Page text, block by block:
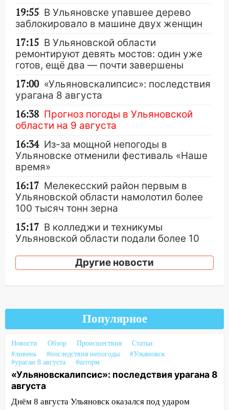
19:55 В Ульяновске упавшее дерево
заблокировало в машине двух женщин
17:15 В Ульяновской области
ремонтируют девять мостов: один уже
готов, ещё два — почти завершены
17:00 «Ульяновскалипсис»: последствия
урагана 8 августа
16:38 Прогноз погоды в Ульяновской
области на 9 августа
16:34 Из-за мощной непогоды в
Ульяновске отменили фестиваль «Наше
время»
16:17 Мелекесский район первым в
Ульяновской области намолотил более
100 тысяч тонн зерна
15:17 В колледжи и техникумы
Ульяновской области подали более 10
15:04 Фоторепортаж с улиц Ульяновска
14:28 Ураган вырвал остановку на улице
Деева в Заволжье
14:26
Жители Ульяновска сами
пытаются расчистить ливнёвки, не
дождавшись коммунальщиков
14:16 Шторм продолжает ломать город:
на улице Любови Шевцовой рухнул
светофор
Другие новости
Популярное
Новости Обзор Происшествия
Статьи
#ливень
#последствия непогоды
#Ульяновск
#ураган 8 августа
#шторм
«Ульяновскалипсис»: последствия урагана 8
августа
Днём 8 августа Ульяновск оказался под ударом